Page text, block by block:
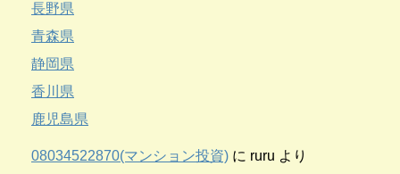
長野県
青森県
静岡県
香川県
鹿児島県
08034522870(マンション投資) に ruru より